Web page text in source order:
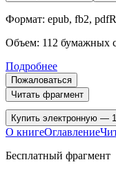
Формат: epub, fb2,
Объем: 112 бумажных
Подробнее
Пожаловаться
Читать фрагмент
Купить электронную —
О книгеОглавление
Бесплатный фрагмент